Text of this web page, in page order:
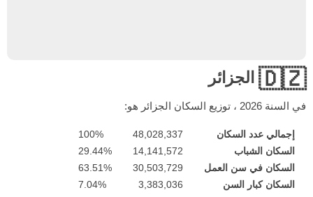
🇩🇿 الجزائر
في السنة 2026 ، توزيع السكان الجزائر هو:
إجمالي عدد السكان 48,028,337
100%
السكان الشباب
14,141,572
29.44%
السكان في سن العمل
30,503,729
63.51%
السكان كبار السن
3,383,036
7.04%